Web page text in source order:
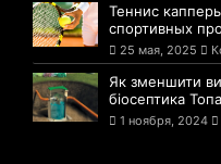
Теннис
спортивных
25 мая, 2025
Як зменшити
біосептика
1 ноября, 2024